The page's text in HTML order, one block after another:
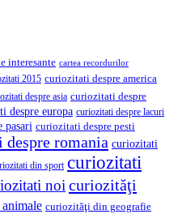
interesante cartea recordurilor
2015 curiozitati despre america
despre asia curiozitati despre
despre europa curiozitati despre lacuri
pasari curiozitati despre pesti
romania curiozitati
din sport curiozitati
noi curiozităţi
curiozităţi din geografie